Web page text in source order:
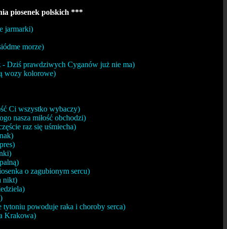
piosenek polskich ***
jarmarki)
morze)
Dziś prawdziwych Cyganów już nie ma)
wozy kolorowe)
Ci wszystko wybaczy)
nasza miłość obchodzi)
raz się uśmiecha)
o zagubionym sercu)
nikt)
tytoniu powoduje raka i choroby serca)
Krakowa)